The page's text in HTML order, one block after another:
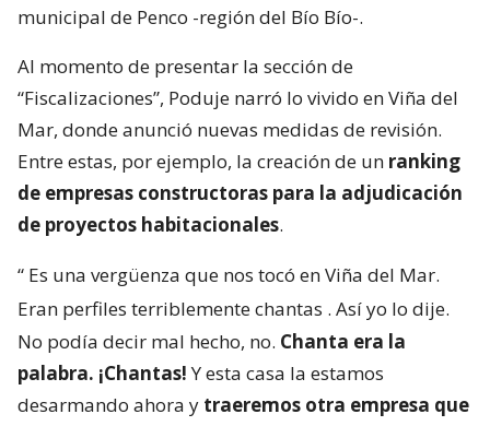
municipal de Penco -región del Bío Bío-.
Al momento de presentar la sección de
“Fiscalizaciones”, Poduje narró lo vivido en Viña del
Mar, donde anunció nuevas medidas de revisión.
Entre estas, por ejemplo, la creación de un ranking
de empresas constructoras para la adjudicación
de proyectos habitacionales.
“ Es una vergüenza que nos tocó en Viña del Mar.
Eran perfiles terriblemente chantas . Así yo lo dije.
No podía decir mal hecho, no. Chanta era la
palabra. ¡Chantas!Y esta casa la estamos
desarmando ahora y traeremos otra empresa que